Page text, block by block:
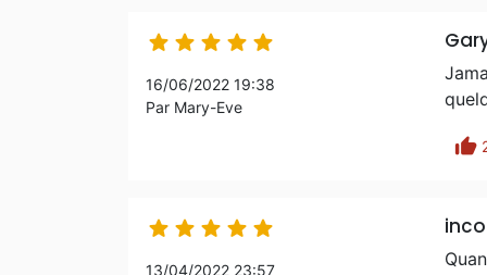
    
16/06/2022 19:38
Par Mary-Eve
thumb_up
    
13/04/2022 23:57